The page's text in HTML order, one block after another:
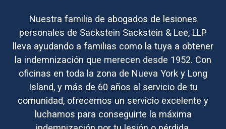
Nuestra familia de abogados de lesiones
personales de Sackstein Sackstein & Lee, LLP
lleva ayudando a familias como la tuya a obtener
la indemnización que merecen desde 1952. Con
oficinas en toda la zona de Nueva York y Long
Island, y más de 60 años al servicio de tu
comunidad, ofrecemos un servicio excelente y
luchamos para conseguirte la máxima